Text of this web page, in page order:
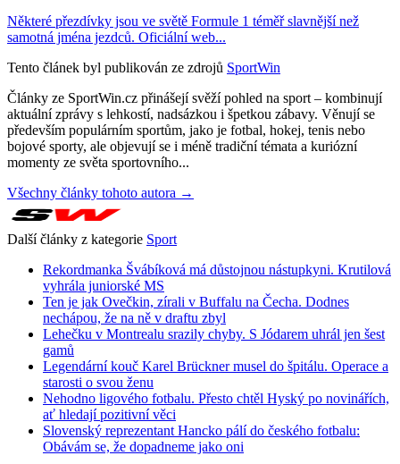
Některé přezdívky jsou ve světě Formule 1 téměř slavnější než
samotná jména jezdců. Oficiální web...
Tento článek byl publikován ze zdrojů SportWin
Články ze SportWin.cz přinášejí svěží pohled na sport – kombinují
aktuální zprávy s lehkostí, nadsázkou i špetkou zábavy. Věnují se
především populárním sportům, jako je fotbal, hokej, tenis nebo
bojové sporty, ale objevují se i méně tradiční témata a kuriózní
momenty ze světa sportovního...
Všechny články tohoto autora →
Další články z kategorie Sport
Rekordmanka Švábíková má důstojnou nástupkyni. Krutilová
vyhrála juniorské MS
Ten je jak Ovečkin, zírali v Buffalu na Čecha. Dodnes
nechápou, že na ně v draftu zbyl
Lehečku v Montrealu srazily chyby. S Jódarem uhrál jen šest
gamů
Legendární kouč Karel Brückner musel do špitálu. Operace a
starosti o svou ženu
Nehodno ligového fotbalu. Přesto chtěl Hyský po novinářích,
ať hledají pozitivní věci
Slovenský reprezentant Hancko pálí do českého fotbalu:
Obávám se, že dopadneme jako oni